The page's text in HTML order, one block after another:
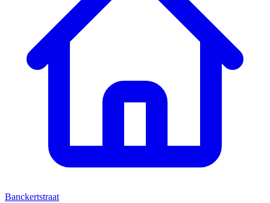
Banckertstraat